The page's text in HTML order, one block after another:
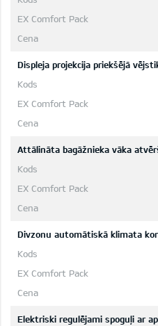
Displeja projekcija priekšējā
Attālināta bagāžnieka vāka
Divzonu automātiskā klimata
Elektriski regulējami spoguļi ar